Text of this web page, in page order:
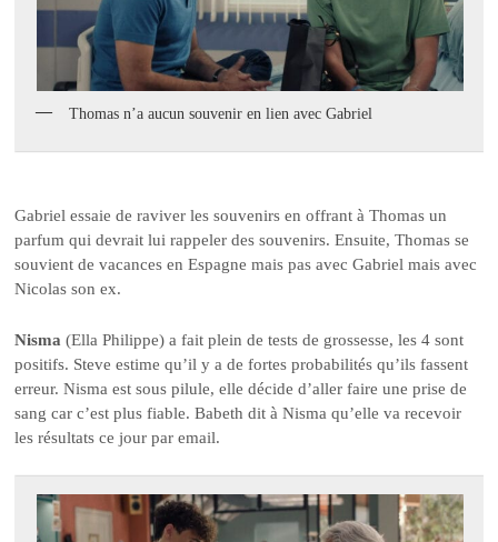
Thomas n’a aucun souvenir en lien avec Gabriel
Gabriel essaie de raviver les souvenirs en offrant à Thomas un
parfum qui devrait lui rappeler des souvenirs. Ensuite, Thomas se
souvient de vacances en Espagne mais pas avec Gabriel mais avec
Nicolas son ex.
Nisma (Ella Philippe) a fait plein de tests de grossesse, les 4 sont
positifs. Steve estime qu’il y a de fortes probabilités qu’ils fassent
erreur. Nisma est sous pilule, elle décide d’aller faire une prise de
sang car c’est plus fiable. Babeth dit à Nisma qu’elle va recevoir
les résultats ce jour par email.